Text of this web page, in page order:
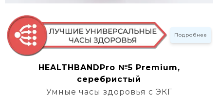
Подробнее
HEALTHBANDPro №5 Premium,
серебристый
Умные часы здоровья с ЭКГ